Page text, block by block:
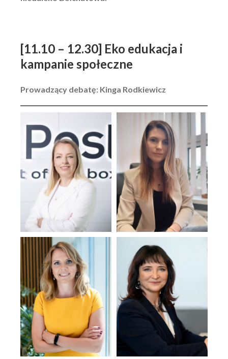
[11.10 – 12.30] Eko edukacja i
kampanie społeczne
Prowadzący debatę: Kinga Rodkiewicz